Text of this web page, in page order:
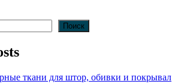
Поиск
ткани для штор, обивки и покрывал